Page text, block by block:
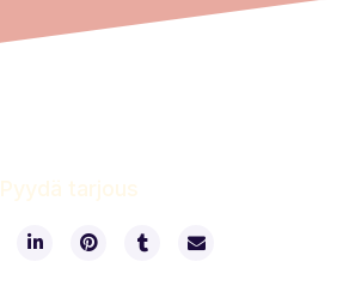
Pyydä tarjous